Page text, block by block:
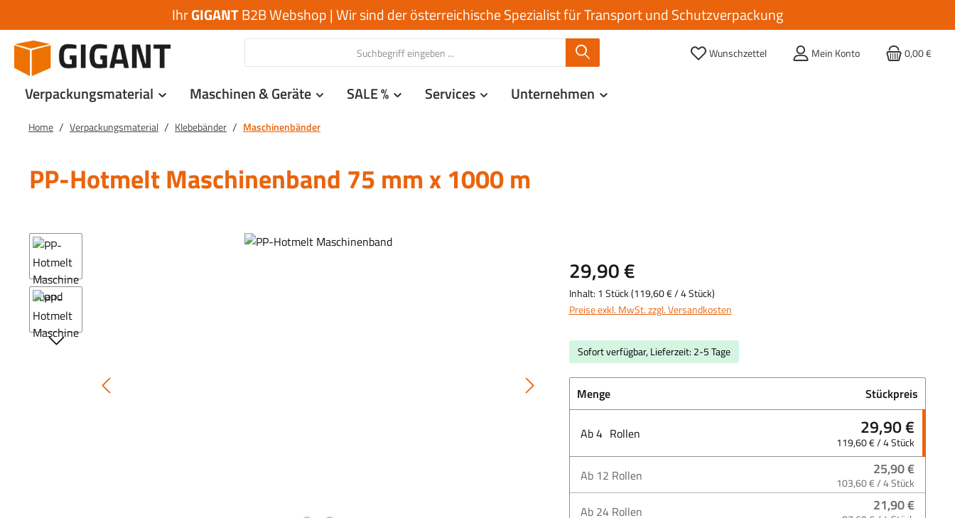
IhrGIGANTB2B Webshop | Wir sind der österreichische Spezialist für Transport und Schutzverpackung
Wunschzettel Mein Konto 0,00 €
Verpackungsmaterial Maschinen & Geräte SALE % Services Unternehmen
Home / Verpackungsmaterial / Klebebänder / Maschinenbänder
PP-Hotmelt Maschinenband 75 mm x 1000 m
Bildergalerie überspringen
29,90 €
Inhalt: 1 Stück(119,60 €/ 4 Stück)
Preise exkl. MwSt. zzgl. Versandkosten
Sofort verfügbar, Lieferzeit: 2-5 Tage
Menge Stückpreis
Ab4 Rollen 29,90 €
119,60 € / 4 Stück
Ab 12 Rollen 25,90 €
103,60 € / 4 Stück
Ab 24 Rollen 21,90 €